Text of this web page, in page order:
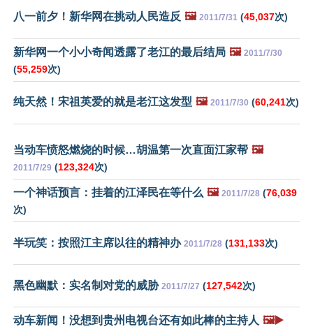
八一前夕！新华网在挑动人民造反 🖼️ 2011/7/31 (45,037次)
新华网一个小小奇闻透露了老江的最后结局 🖼️ 2011/7/30
(55,259次)
纯天然！宋祖英爱的就是老江这发型 🖼️ 2011/7/30 (60,241次)
当动车愤怒燃烧的时候…胡温第一次直面江家帮 🖼️
2011/7/29 (123,324次)
一个神话预言：挂着的江泽民在等什么 🖼️ 2011/7/28 (76,039
次)
半玩笑：按照江主席以往的精神办 2011/7/28 (131,133次)
黑色幽默：实名制对党的威胁 2011/7/27 (127,542次)
动车新闻！没想到贵州电视台还有如此棒的主持人 🖼️▶️